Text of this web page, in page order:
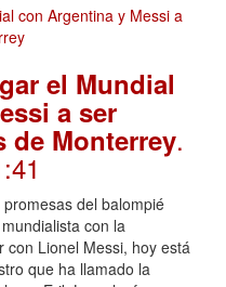
el Mundial
a ser
de Monterrey.
del balompié
con la
con Lionel Messi, hoy está
que ha llamado la